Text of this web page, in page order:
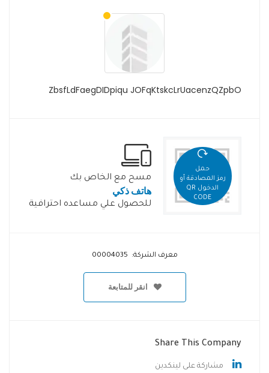
ZbsfLdFaegDIDpiqu JOFqKtskcLrUacenzQZpbO
حمل
رمز المصادقة أو
الدخول QR
CODE
مسح مع الخاص بك
هاتف ذكي
للحصول علي مساعده احترافية
معرف الشركة: 00004035
انقر للمتابعة
Share This Company
مشاركة على لينكدين